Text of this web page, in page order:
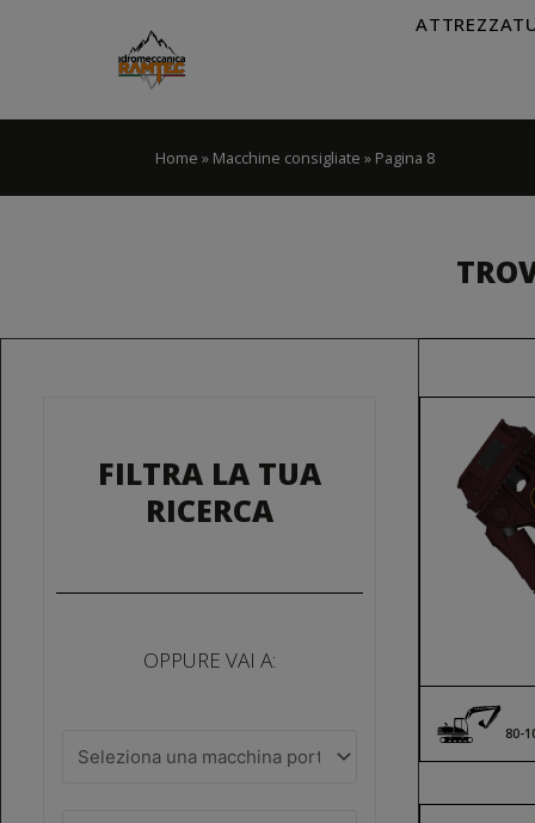
Home » Macchine consigliate » Pagina 8
FILTRA LA TUA
RICERCA
OPPURE VAI A:
80-